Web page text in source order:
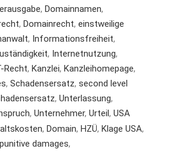
, Domainnamen,
, Domainrecht, einstweilige
, Informationsfreiheit,
, Internetnutzung,
Recht, Kanzlei, Kanzleihomepage,
, Schadensersatz, second level
, Unterlassung,
, Unternehmer, Urteil, USA
, Domain, HZÜ, Klage USA,
punitive damages,